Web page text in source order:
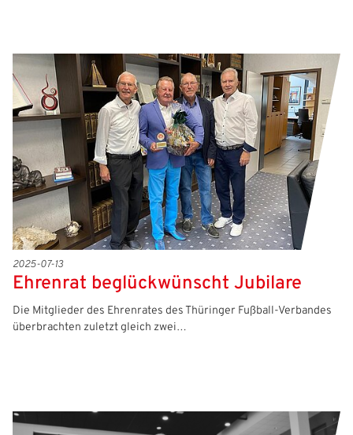
2025-07-13
Ehrenrat beglückwünscht Jubilare
Die Mitglieder des Ehrenrates des Thüringer Fußball-Verbandes
überbrachten zuletzt gleich zwei…